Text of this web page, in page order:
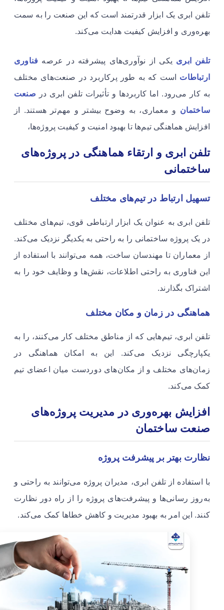
تلفن ابری یک ابزار قدرتمند است که این صنعت را به سمت
بهره‌وری و افزایش کیفیت هدایت می‌کند.
تلفن ابری یکی از نوآوری‌های پیشرفته در عرصهفناوری
ارتباطاتاست که به طور پرکاربرد در صنعت‌های مختلف
به کار می‌رود. اما کاربردها و تأثیرات تلفن ابری درصنعت
ساختمانو معماری، به وضوح بیشتر و مهم‌تر هستند. از
افزایش هماهنگی تیم‌ها تا بهبود امنیت و کیفیت پروژه‌ها،
تلفن ابری و ارتقاء هماهنگی در پروژه‌های
ساختمانی
تسهیل ارتباط در تیم‌های مختلف
تلفن ابری به عنوان یک ابزار ارتباطی قوی، تیم‌های مختلف
در یک پروژه ساختمانی را به راحتی به یکدیگر نزدیک می‌کند.
از معماران تا مهندسان ساخت، همه می‌توانند با استفاده از
این فناوری به راحتی اطلاعات، نقش‌ها و وظایف خود را به
اشتراک بگذارند.
هماهنگی در زمان و مکان مختلف
تلفن ابری، تیم‌هایی که از مناطق مختلف کار می‌کنند، را به
یکپارچگی نزدیک می‌کند. این به امکان هماهنگی در
زمان‌های مختلف و از مکان‌های دوردست میان اعضای تیم
کمک می‌کند.
افزایش بهره‌وری در مدیریت پروژه‌های
صنعت ساختمان
نظارت بهتر بر پیشرفت پروژه
با استفاده از تلفن ابری، مدیران پروژه می‌توانند به راحتی و
به‌روز رسانی‌ها و پیشرفت‌های پروژه را از راه دور نظارت
کنند. این امر به بهبود مدیریت و کاهش خطاها کمک می‌کند.